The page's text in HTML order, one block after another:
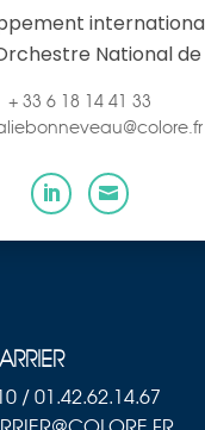
National de
+ 33 6 18 14 41 33
 
/ 01.42.62.14.67